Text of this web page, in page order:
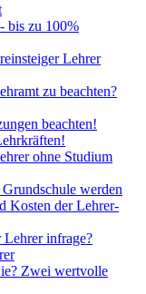
bis zu 100%
Lehrer
zu beachten?
beachten!
ohne Studium
werden
Kosten der Lehrer-
infrage?
Zwei wertvolle